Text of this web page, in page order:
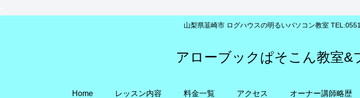
山梨県韮崎市 ログハウスの明るいパソコン教室
アローブックぱそこん教室&
Home レッスン内容 料金一覧 アクセス オーナー講師略歴